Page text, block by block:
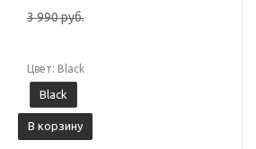
3 990руб.
Цвет: Black
Black
В корзину